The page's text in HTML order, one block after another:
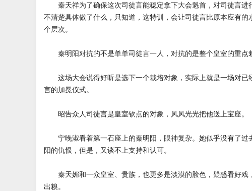
秦天祥为了确保这次司徒言能稳定拿下大会魁首，对司徒言进
不清楚具体做了什么，只知道，这特训，会让司徒言比原本应有的
个层次。
秦明阳对抗的不是单单司徒言一人，对抗的是整个皇室的重点
这场大会说得好听是选下一个栽培对象，实际上就是一场对已
言的加冕仪式。
昭告众人司徒言是皇室钦点的对象，风风光光把他送上宝座。
宁晚淑看着第一石座上的秦明阳，眼神复杂。她似乎没有了过
阳的仇恨，但是，又谈不上支持和认可。
秦天媚和一众皇室、贵族，也更多是淡漠的脸色，疑惑看好戏
出糗。